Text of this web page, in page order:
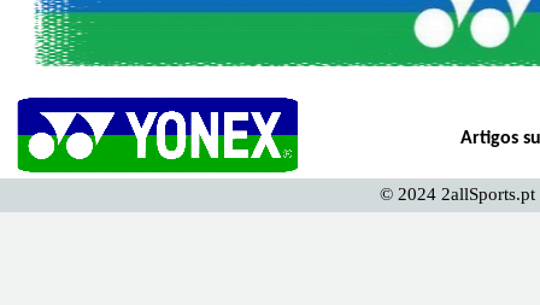
Artigos
© 2024 2allSports.pt